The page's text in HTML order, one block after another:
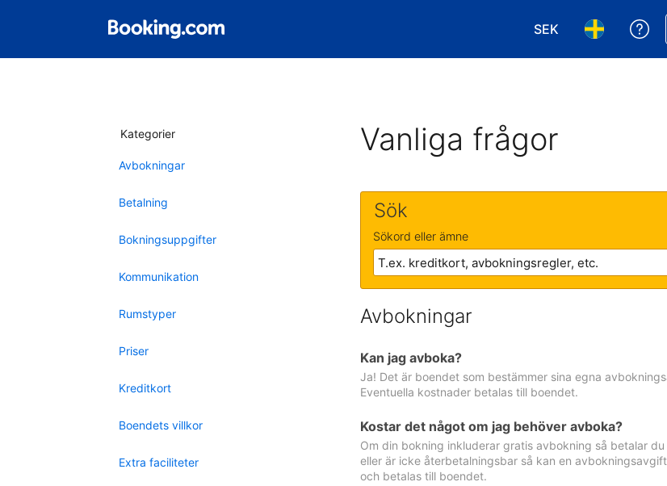
SEK
Välj valuta. Din
Välj språk.
Kategorier
Avbokningar
Betalning
Bokningsuppgifter
Kommunikation
Rumstyper
Priser
Kreditkort
Boendets villkor
Extra faciliteter
Vanliga frågor
Sök
Sökord eller ämne
Avbokningar
Kan jag avboka?
Ja! Det är boendet som bestämmer sina egna
Eventuella kostnader betalas till boendet.
Kostar det något om jag behöver avboka?
Om din bokning inkluderar gratis avbokning så betalar
eller är icke återbetalningsbar så kan en
och betalas till boendet.